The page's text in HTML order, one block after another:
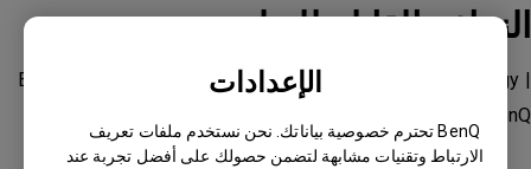
الإعدادات
BenQ تحترم خصوصية بياناتك. نحن نستخدم ملفات تعريف
الارتباط وتقنيات مشابهة لتضمن حصولك على أفضل تجربة عند
النماذج القابلة للتطبيق
EX3501R Curved Gaming Monitor with Eye-care Technology |
BenQ